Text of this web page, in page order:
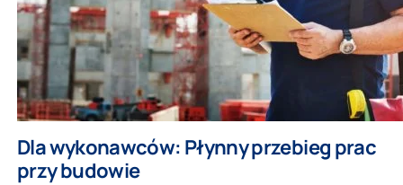
Dla wykonawców: Płynny przebieg prac
przy budowie